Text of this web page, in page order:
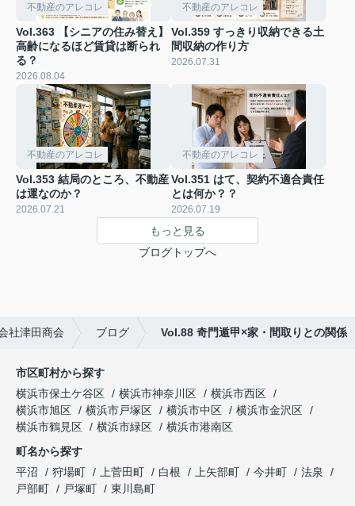
不動産のアレコレ
Vol.363 【シニアの住み替え】
高齢になるほど賃貸は断られ
る？
2026.08.04
不動産のアレコレ
Vol.359 すっきり収納できる土
間収納の作り方
2026.07.31
不動産のアレコレ
Vol.353 結局のところ、不動産
は運なのか？
2026.07.21
不動産のアレコレ
Vol.351 はて、契約不適合責任
とは何か？？
2026.07.19
もっと見る
ブログトップへ
社津田商会 ブログ Vol.88 奇門遁甲×家・間取りとの関係
市区町村から探す
横浜市保土ケ谷区
横浜市神奈川区
横浜市西区
横浜市旭区
横浜市戸塚区 横浜市中区
横浜市金沢区
横浜市鶴見区
横浜市緑区
横浜市港南区
町名から探す
平沼
狩場町 上菅田町 白根 上矢部町 今井町
法泉
戸部町
戸塚町
東川島町